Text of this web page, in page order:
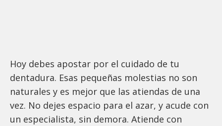
Hoy debes apostar por el cuidado de tu
dentadura. Esas pequeñas molestias no son
naturales y es mejor que las atiendas de una
vez. No dejes espacio para el azar, y acude con
un especialista, sin demora. Atiende con